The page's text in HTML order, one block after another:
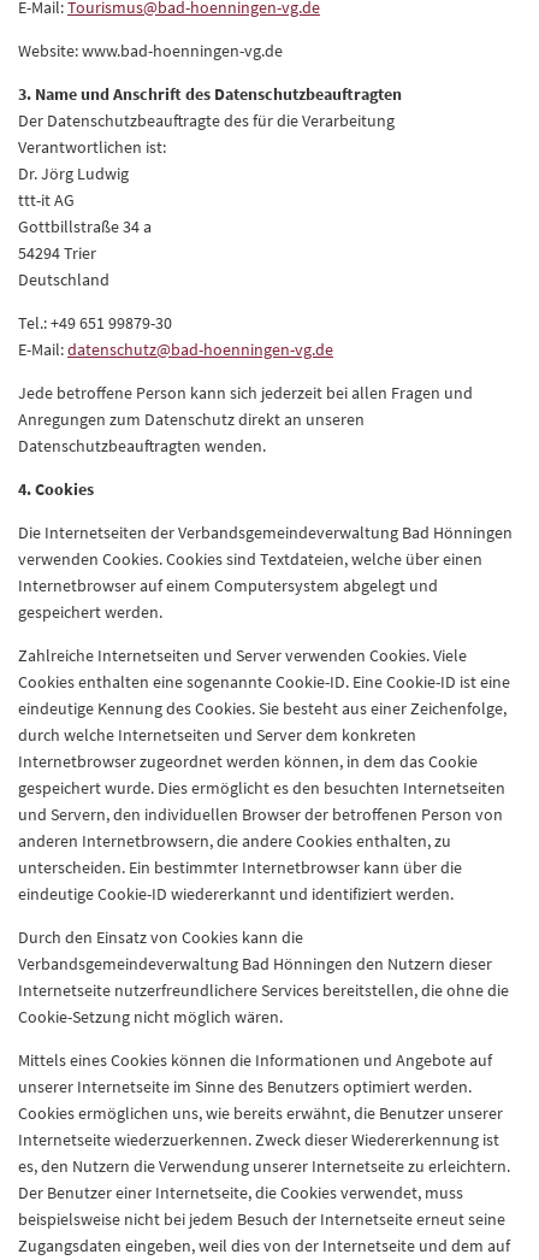
E-Mail:Tourismus@bad-hoenningen-vg.de
Website: www.bad-hoenningen-vg.de
3. Name und Anschrift des Datenschutzbeauftragten
Der Datenschutzbeauftragte des für die Verarbeitung
Verantwortlichen ist:
Dr. Jörg Ludwig
ttt-it AG
Gottbillstraße 34 a
54294 Trier
Deutschland
Tel.: +49 651 99879-30
E-Mail:datenschutz@bad-hoenningen-vg.de
Jede betroffene Person kann sich jederzeit bei allen Fragen und
Anregungen zum Datenschutz direkt an unseren
Datenschutzbeauftragten wenden.
4. Cookies
Die Internetseiten der Verbandsgemeindeverwaltung Bad Hönningen
verwenden Cookies. Cookies sind Textdateien, welche über einen
Internetbrowser auf einem Computersystem abgelegt und
gespeichert werden.
Zahlreiche Internetseiten und Server verwenden Cookies. Viele
Cookies enthalten eine sogenannte Cookie-ID. Eine Cookie-ID ist eine
eindeutige Kennung des Cookies. Sie besteht aus einer Zeichenfolge,
durch welche Internetseiten und Server dem konkreten
Internetbrowser zugeordnet werden können, in dem das Cookie
gespeichert wurde. Dies ermöglicht es den besuchten Internetseiten
und Servern, den individuellen Browser der betroffenen Person von
anderen Internetbrowsern, die andere Cookies enthalten, zu
unterscheiden. Ein bestimmter Internetbrowser kann über die
eindeutige Cookie-ID wiedererkannt und identifiziert werden.
Durch den Einsatz von Cookies kann die
Verbandsgemeindeverwaltung Bad Hönningen den Nutzern dieser
Internetseite nutzerfreundlichere Services bereitstellen, die ohne die
Cookie-Setzung nicht möglich wären.
Mittels eines Cookies können die Informationen und Angebote auf
unserer Internetseite im Sinne des Benutzers optimiert werden.
Cookies ermöglichen uns, wie bereits erwähnt, die Benutzer unserer
Internetseite wiederzuerkennen. Zweck dieser Wiedererkennung ist
es, den Nutzern die Verwendung unserer Internetseite zu erleichtern.
Der Benutzer einer Internetseite, die Cookies verwendet, muss
beispielsweise nicht bei jedem Besuch der Internetseite erneut seine
Zugangsdaten eingeben, weil dies von der Internetseite und dem auf